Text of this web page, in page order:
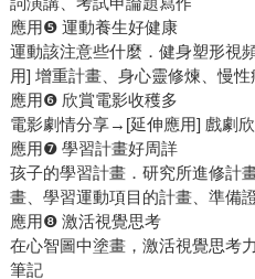
應用❺ 運動養生好健康
運動該注意些什麼．健身塑形視
用] 增重計畫、身心靈修煉、慢
應用❻ 欣賞電影收穫多
電影劇情分享→[延伸應用] 戲劇
應用❼ 學習計畫好周詳
孩子的學習計畫．研究所進修計
畫、學習運動項目的計畫、準備
應用❽ 激活視覺思考
在心智圖中塗畫，激活視覺思考
筆記